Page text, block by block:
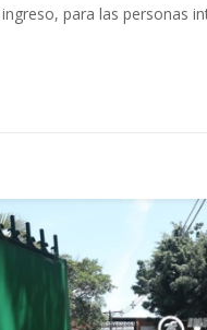
ingreso, para las personas